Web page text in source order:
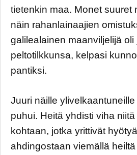
tietenkin maa. Monet suuret
näin rahanlainaajien
galilealainen maanviljelijä
peltotilkkunsa, kelpasi
pantiksi.
Juuri näille
puhui. Heitä yhdisti viha
kohtaan, jotka yrittivät
ahdingostaan viemällä